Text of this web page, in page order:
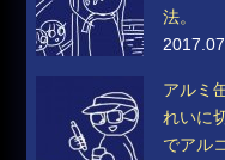
法。
アルミ
れいに
でアル